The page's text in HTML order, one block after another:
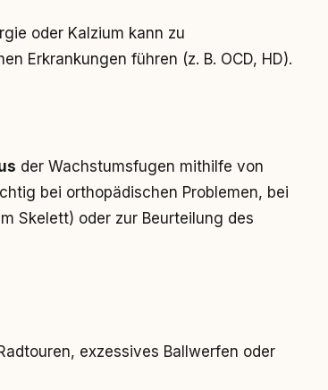
oder Kalzium kann zu
Erkrankungen führen (z. B. OCD, HD).
der Wachstumsfugen mithilfe von
bei orthopädischen Problemen, bei
Skelett) oder zur Beurteilung des
exzessives Ballwerfen oder